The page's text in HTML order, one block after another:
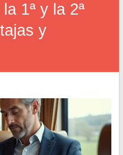
1ª y la 2ª
y